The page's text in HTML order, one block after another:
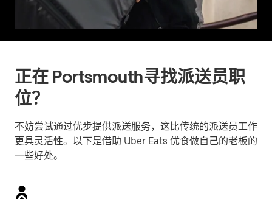
正在 Portsmouth寻找派送员职
位？
不妨尝试通过优步提供派送服务，这比传统的派送员工作
更具灵活性。以下是借助 Uber Eats 优食做自己的老板的
一些好处。